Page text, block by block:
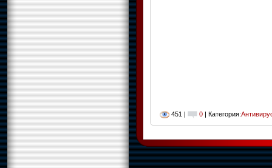
451 | 0 | Категория: